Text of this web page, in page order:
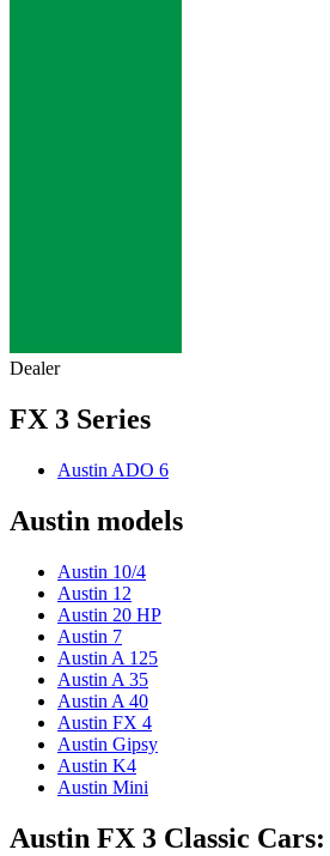
Dealer
FX 3 Series
Austin ADO 6
Austin models
Austin 10/4
Austin 12
Austin 20 HP
Austin 7
Austin A 125
Austin A 35
Austin A 40
Austin FX 4
Austin Gipsy
Austin K4
Austin Mini
Austin FX 3 Classic